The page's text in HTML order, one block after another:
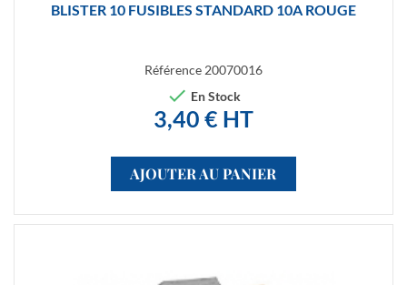
BLISTER 10 FUSIBLES STANDARD 10A ROUGE
Référence 20070016
 En Stock
3,40 € HT
AJOUTER AU PANIER